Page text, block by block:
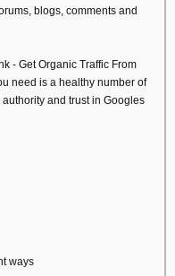
blogs, comments and
- Get Organic Traffic From
need is a healthy number of
and trust in Googles
ways